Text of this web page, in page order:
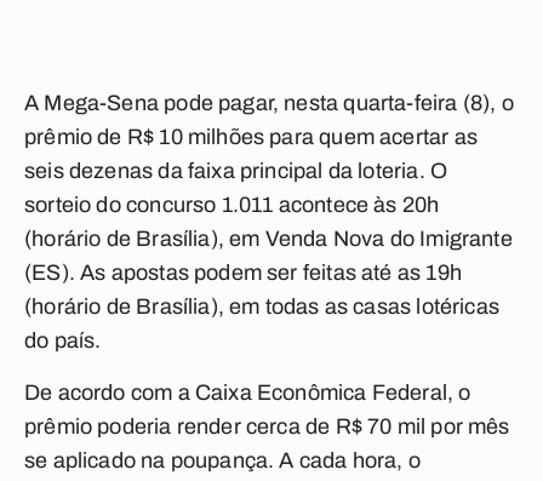
A Mega-Sena pode pagar, nesta quarta-feira (8), o
prêmio de R$ 10 milhões para quem acertar as
seis dezenas da faixa principal da loteria. O
sorteio do concurso 1.011 acontece às 20h
(horário de Brasília), em Venda Nova do Imigrante
(ES). As apostas podem ser feitas até as 19h
(horário de Brasília), em todas as casas lotéricas
do país.
De acordo com a Caixa Econômica Federal, o
prêmio poderia render cerca de R$ 70 mil por mês
se aplicado na poupança. A cada hora, o